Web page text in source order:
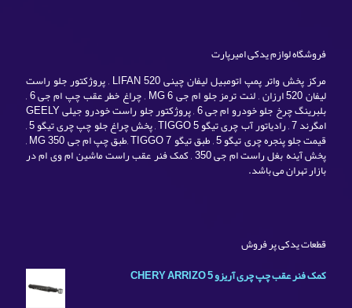
فروشگاه لوازم یدکی امیرپارت
مرکز پخش واتر پمپ اتومبیل لیفان چینی LIFAN 520 , پروژکتور جلو راست
لیفان 520 ارزان , لنت ترمز جلو ام جی MG 6 , چراغ خطر عقب چپ ام جی 6 ,
بلبرینگ چرخ جلو خودرو ام جی 6 , پروژکتور جلو راست خودرو جیلی GEELY
امگرند 7 , رادیاتور آب چری تیگو TIGGO 5 , پخش چراغ جلو چپ چری تیگو 5 ,
قیمت جلو پنجره چری تیگو 5 , طبق تیگو TIGGO 7 ,طبق چپ ام جی MG 350 ,
پخش آینه بغل راست ام جی 350 , کمک فنر عقب راست ماشین ام وی ام در
بازار تهران می باشد.
قطعات یدکی پر فروش
کمک فنر عقب چپ چری آریزو CHERY ARRIZO 5